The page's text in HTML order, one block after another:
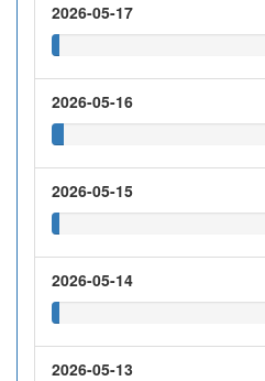
2026-05-17
2026-05-16
2026-05-15
2026-05-14
2026-05-13